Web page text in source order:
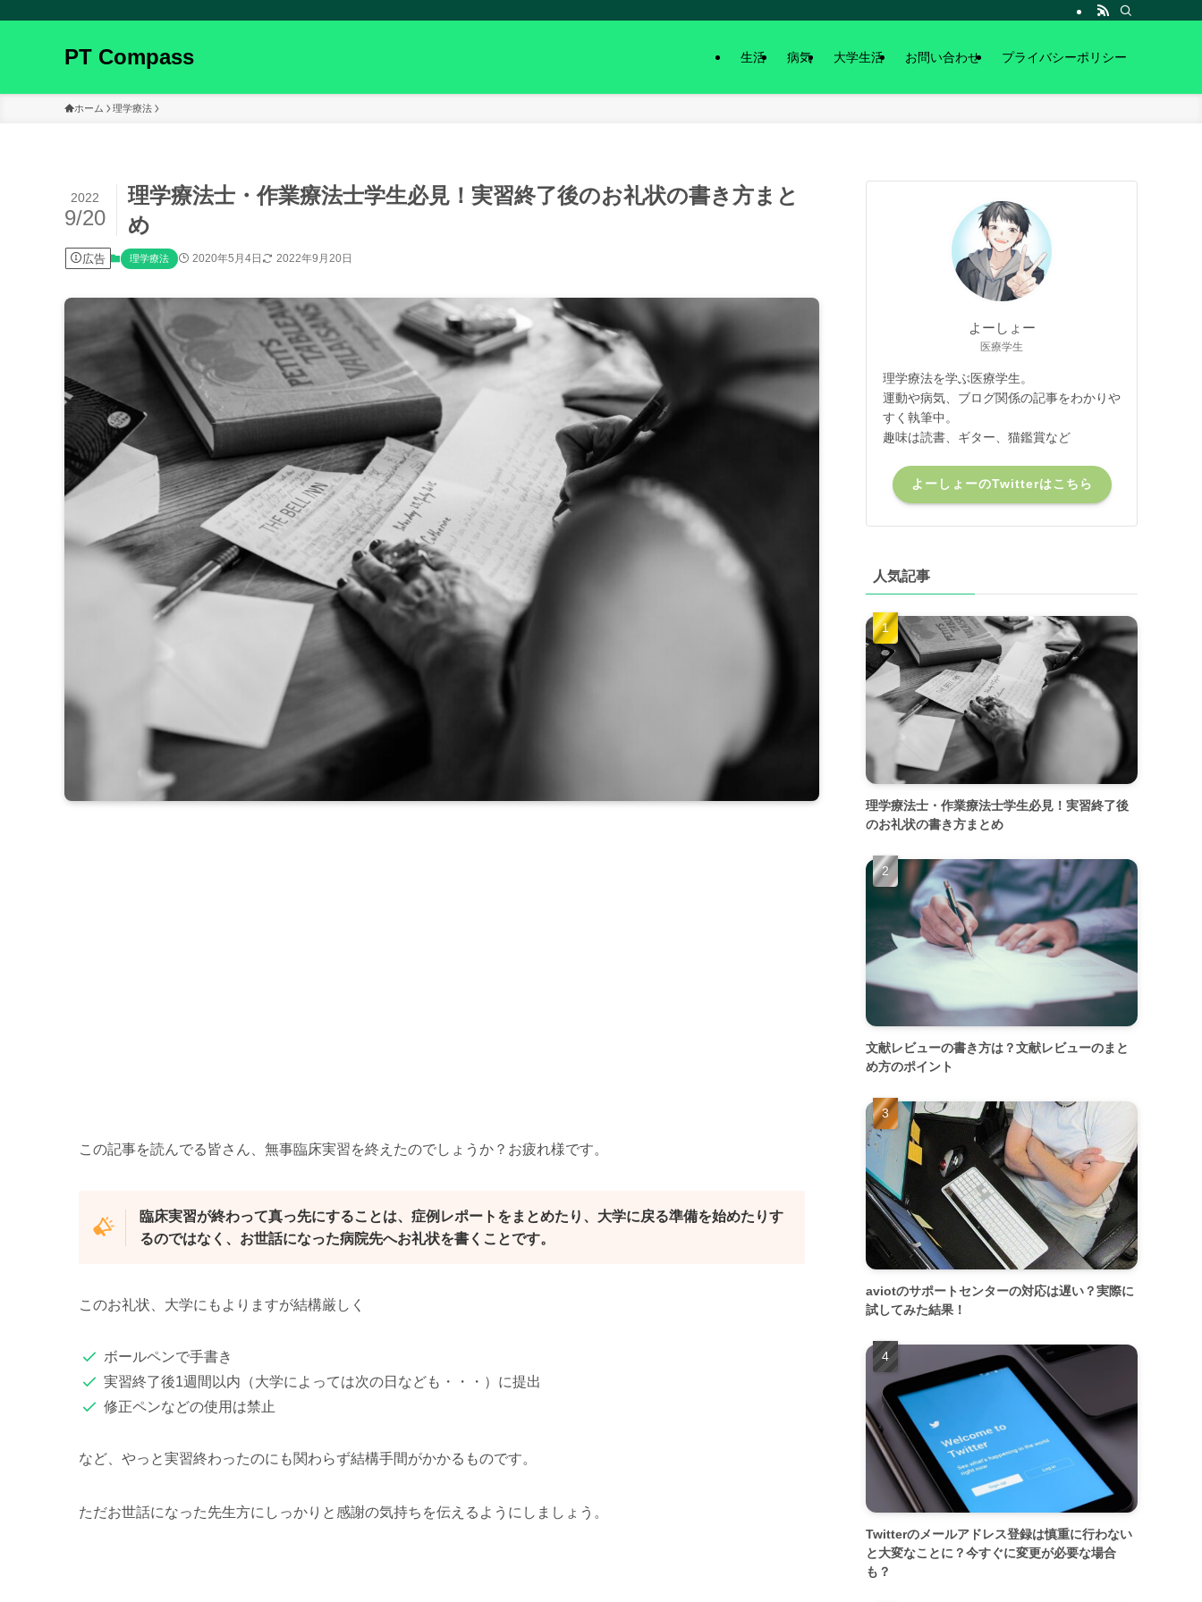
PT Compass 生活 病気 大学生活 お問い合わせ プライバシーポリシー
ホーム 理学療法
理学療法士・作業療法士学生必見！実習終了後のお礼状の書き方まと
め
2022
9/20
広告 理学療法 2020年5月4日 2022年9月20日
この記事を読んでる皆さん、無事臨床実習を終えたのでしょうか？お疲れ様です。
臨床実習が終わって真っ先にすることは、症例レポートをまとめたり、大学に戻る準備を始めたりす
るのではなく、お世話になった病院先へお礼状を書くことです。
このお礼状、大学にもよりますが結構厳しく
ボールペンで手書き
実習終了後1週間以内（大学によっては次の日なども・・・）に提出
修正ペンなどの使用は禁止
など、やっと実習終わったのにも関わらず結構手間がかかるものです。
ただお世話になった先生方にしっかりと感謝の気持ちを伝えるようにしましょう。
よーしょー
医療学生
理学療法を学ぶ医療学生。
運動や病気、ブログ関係の記事をわかりや
すく執筆中。
趣味は読書、ギター、猫鑑賞など
よーしょーのTwitterはこちら
人気記事
理学療法士・作業療法士学生必見！実習終了後
のお礼状の書き方まとめ
文献レビューの書き方は？文献レビューのまと
め方のポイント
aviotのサポートセンターの対応は遅い？実際に
試してみた結果！
Twitterのメールアドレス登録は慎重に行わない
と大変なことに？今すぐに変更が必要な場合
も？